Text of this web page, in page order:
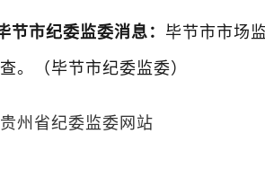
节市纪委监委消息： 毕节市市场
。
（毕节市纪委监委）
州省纪委监委网站